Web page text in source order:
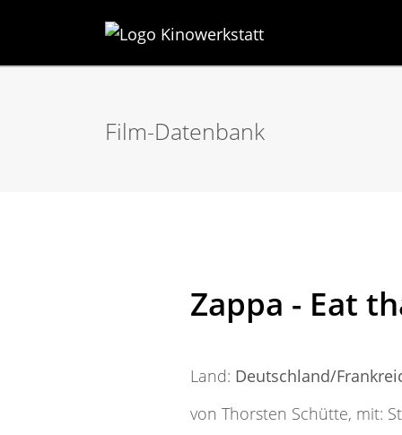
Film-Datenbank
Zappa - Eat
Land: Deutschland/
von Thorsten Schütte, mit: